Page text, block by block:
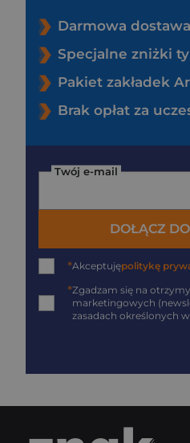
Darmowa
Specjalne zniżki
Pakiet zakładek
Brak opłat za
Twój e-mail
DOŁĄCZ
*Akceptujępolitykę
*Zgadzam się na
marketingowych
zasadach określonych w